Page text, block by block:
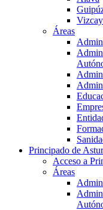
Áreas
Principado de
Acceso a
Áreas